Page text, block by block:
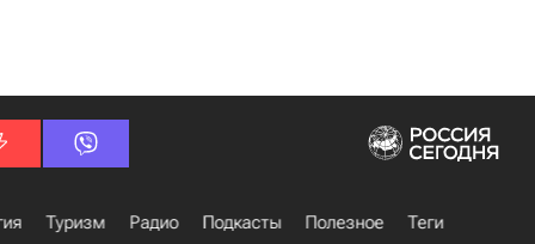
Туризм Радио Подкасты Полезное Теги